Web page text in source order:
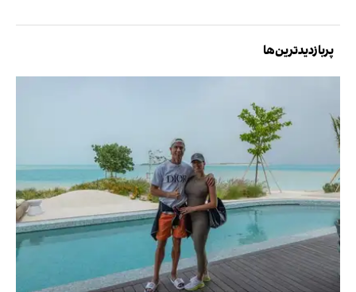
پربازدیدترین‌ها